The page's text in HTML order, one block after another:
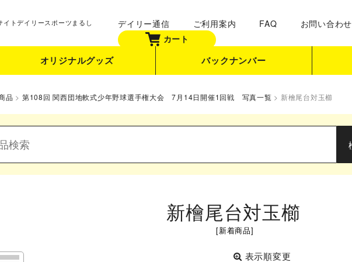
イトデイリースポーツまるし
デイリー通信 ご利用案内 FAQ お問い合わせ
カート
オリジナルグッズ バックナンバー
品 > 第108回 関西団地軟式少年野球選手権大会 7月14日開催1回戦 写真一覧 > 新檜尾台対玉櫛
新檜尾台対玉櫛
[新着商品]
表示順変更